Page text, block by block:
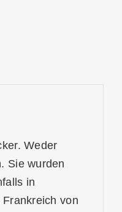
Weder
Sie wurden
in
von